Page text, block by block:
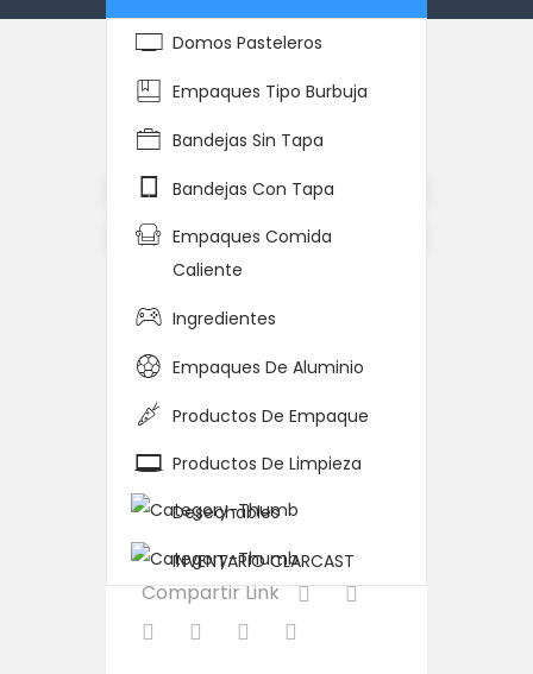
Domos Pasteleros
Empaques Tipo Burbuja
Bandejas Sin Tapa
Bandejas Con Tapa
Empaques Comida
Caliente
Ingredientes
Empaques De Aluminio
Productos De Empaque
Productos De Limpieza
Desechables
INVENTARIO CLARCAST
Home Detalle del Producto
(P15) 1/100
Código
180236
Notas
Compartir Link